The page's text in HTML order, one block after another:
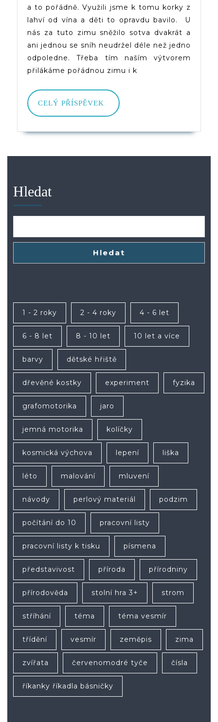
Sněží!
a to pořádně. Využili jsme k tomu korky z
lahví od vína a děti to opravdu bavilo. U
nás za tuto zimu sněžilo sotva dvakrát a
ani jednou se sníh neudržel déle než jedno
odpoledne. Třeba tím naším výtvorem
přilákáme pořádnou zimu i k
CELÝ PŘÍSPĚVEK
CELÝ
PŘÍSPĚVEK
Hledat
Hledat
1 - 2 roky 2 - 4 roky 4 - 6 let
6 - 8 let 8 - 10 let 10 let a více
barvy dětské hřiště
dřevěné kostky experiment fyzika
grafomotorika jaro
jemná motorika kolíčky
kosmická výchova lepení liška
léto malování mluvení
návody perlový materiál podzim
počítání do 10 pracovní listy
pracovní listy k tisku písmena
představivost příroda přírodniny
přírodověda stolní hra 3+ strom
stříhání téma téma vesmír
třídění vesmír zeměpis zima
zvířata červenomodré tyče čísla
říkanky říkadla básničky